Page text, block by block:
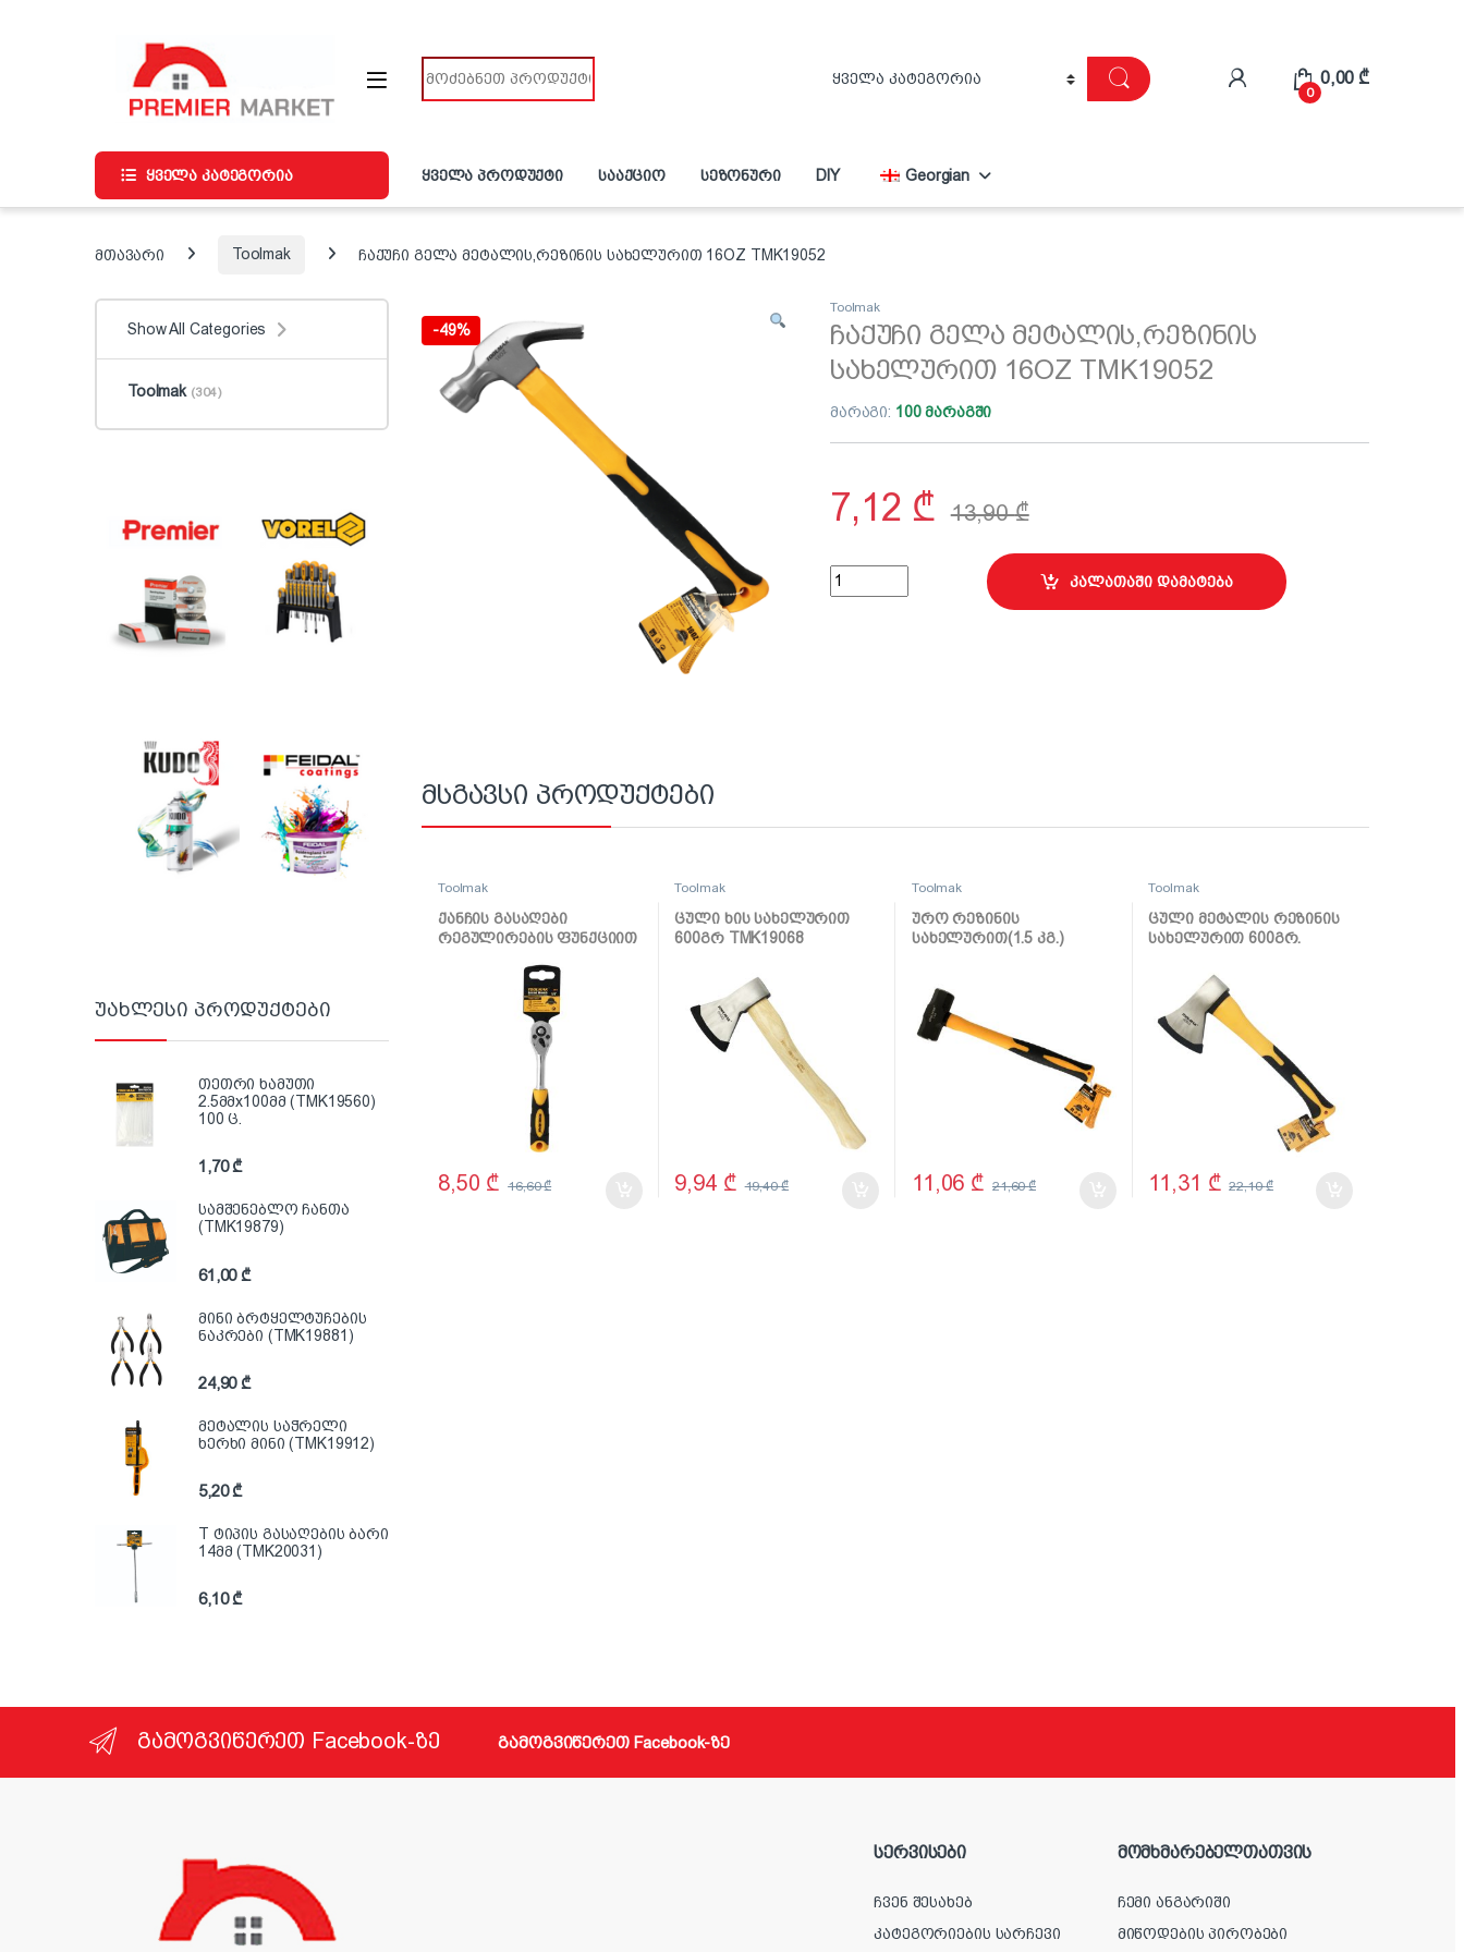
0
0,00 ₾
ყველა კატეგორია ყველა პროდუქტი სააქციო სეზონური DIY Georgian
მთავარი Toolmak ჩაქუჩი გელა მეტალის,რეზინის სახელურით 16OZ TMK19052
-49%
Toolmak
ჩაქუჩი გელა მეტალის,რეზინის
სახელურით 16OZ TMK19052
მარაგი: 100 მარაგში
7,12 ₾ 13,90₾
ჩაქუჩი გელა მეტალის,რეზინის სახელურით 16OZ TMK19052 quantity
კალათაში დამატება
მსგავსი პროდუქტები
Toolmak
ქანჩის გასაღები
რეგულირების ფუნქციით
8,50 ₾ 16,60₾
Toolmak
ცული ხის სახელურით
600გრ TMK19068
9,94 ₾ 19,40₾
Toolmak
ურო რეზინის
სახელურით(1.5 კგ.)
11,06 ₾ 21,60₾
Toolmak
ცული მეტალის რეზინის
სახელურით 600გრ.
11,31 ₾ 22,10₾
Show All Categories
Toolmak (304)
უახლესი პროდუქტები
თეთრი ხამუთი
2.5მმx100მმ (TMK19560)
100 ც.
1,70₾
სამშენებლო ჩანთა
(TMK19879)
61,00₾
მინი ბრტყელტუჩების
ნაკრები (TMK19881)
24,90₾
მეტალის საჭრელი
ხერხი მინი (TMK19912)
5,20₾
T ტიპის გასაღების ბარი
14მმ (TMK20031)
6,10₾
გამოგვიწერეთ Facebook-ზე გამოგვიწერეთ Facebook-ზე
სერვისები
ჩვენ შესახებ
კატეგორიების სარჩევი
მომხმარებელთათვის
ჩემი ანგარიში
მიწოდების პირობები